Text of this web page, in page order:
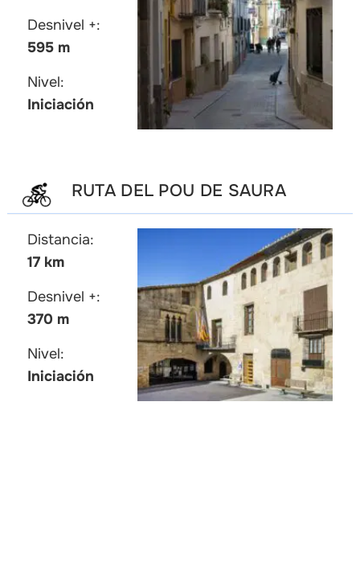
Desnivel +:
595 m
Nivel:
Iniciación
RUTA DEL POU DE SAURA
Distancia:
17 km
Desnivel +:
370 m
Nivel:
Iniciación